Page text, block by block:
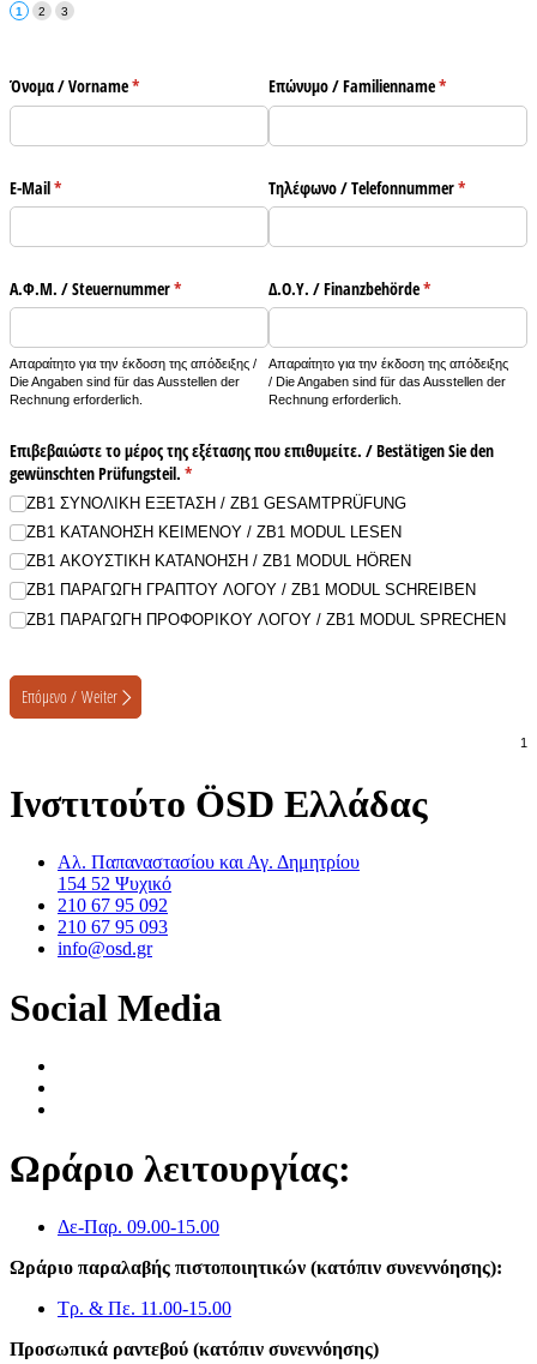
Ινστιτούτο ÖSD Ελλάδας
Αλ. Παπαναστασίου και Αγ. Δημητρίου
154 52 Ψυχικό
210 67 95 092
210 67 95 093
info@osd.gr
Social Media
Ωράριο λειτουργίας:
Δε-Παρ. 09.00-15.00
Ωράριο παραλαβής πιστοποιητικών (κατόπιν συνεννόησης):
Τρ. & Πε. 11.00-15.00
Προσωπικά ραντεβού (κατόπιν συνεννόησης)